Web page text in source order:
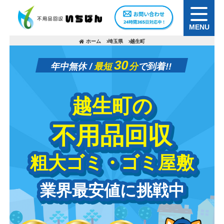
MENU
ホーム 埼玉県 越生町
年中無休 /最短30分で到着!!
越生町の
越生町の
不用品回収
不用品回収
粗大ゴミ・ゴミ屋敷
粗大ゴミ・ゴミ屋敷
業界最安値に挑戦中
業界最安値に挑戦中